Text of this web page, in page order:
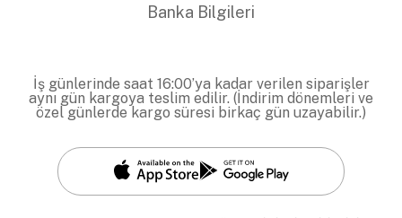
Banka Bilgileri
İş günlerinde saat 16:00’ya kadar verilen siparişler
aynı gün kargoya teslim edilir. (İndirim dönemleri ve
özel günlerde kargo süresi birkaç gün uzayabilir.)